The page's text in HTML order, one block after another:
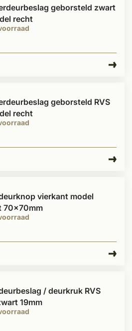
geborsteld zwart
recht
geborsteld RVS
recht
vierkant model
70x70mm
/ deurkruk RVS
19mm